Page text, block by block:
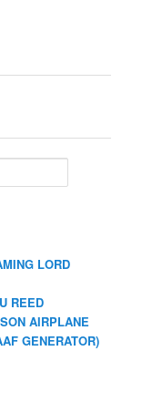
LORD
REED
AIRPLANE
GENERATOR)